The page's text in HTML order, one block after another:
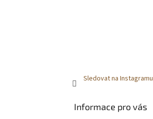
Sledovat na Instagramu
Informace pro vás